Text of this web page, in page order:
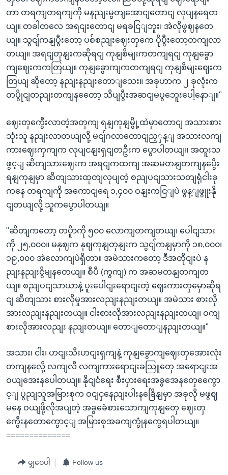
တာ တရကျတရကျကို မနညျးမွတျအောငျတောငျ လုပျနရေတ
ယျ။ တခါတလေ အရငျးတောငျ မရခငြျဘူး၊ အဲလိုဖွဈနတေ
ယျ။ သွငျ်ကနျပွီးတော့ ပစ်စညျးဈေးတှကေ ပိုပွီးတော့တကျလာ
တယျ။ အရငျတုနျးကဆိုရငျ ကုနျစိမျးကတကျရငျ ကုနျခွော
ကျဈေးကကတြယျ။ ကုနျခွောကျကတကျရငျ ကုနျစိမျးဈေးက
တြယျ ဆိုတော့ နညျးနညျးတောျသေး။ အခုဟာက ၂ ခုလုံးက
တပွိုငျတညျးတကျနတေော့ သိပျပွီးအဆငျမပွဘေူးပေါ့နောျ။"
ဈေးတှကွေီးလာတဲ့အတှကျ ရနျကုနျမွို့ထဲမှာတောငျ အသားစား
သုံးသူ နညျးလာတယျလို့ မငျ်ဂလာတောငျညှှန့ျ အသားလကျ
ကားဈေးကှကျက လုပျငနျးရှငျတဦးက ပွောပါတယျ။ အထူးသ
ဖွင့ျ ဆိတျသားဈေးက အရငျကထကျ အဆမတနျတကျနပွေီး
ရနျကုနျမှာ ဆိတျသားထုတျလုပျတဲ့ စညျပငျသားသတျရုံငါးခု
ကနေ တရကျကို အကောငျရေ ၁,၄၀၀ ဝနျးကငြျပဲ ဖွန့ျဖွူးနို
ငျတယျလို့ သူကပွောပါတယျ။
"ဆိတျကတော့ တပိူာကို ၅၀၀ လောကျတကျတယျ၊ ပေါငျသား
ကို ၂၅,၀၀၀။ မနှဈက နှဈကုနျတုနျးက သွငျ်ကနျမှာကို ၁၈,၀၀၀၊
၁၉,၀၀၀ အဲလောကျပဲရှိတာ။ အမဲသားကတော့ ဒီအတိုငျးပဲ န
ညျးနညျးငွိမျနတေယျ။ စီပီ (ကွကျ) က အဆမတနျတကျတ
ယျ။ စညျပငျသာယာနဲ့ ပူးပေါငျးရောငျးတဲ့ ဈေးကားတှမှောဆိုရ
ငျ ဆိတျသား စားလိုမှုအားလညျးနညျးတယျ။ အမဲသား စားလို
အားလညျးနညျးတယျ။ ငါးစားလိုအားလညျးနညျးတယျ၊ ဝကျ
စားလိုအားလညျး နညျးတယျ။ တောျတောျနညျးတယျ။"
အသား၊ ငါး၊ ဟငျးသီးဟငျးရှကျနဲ့ ကုနျခွောကျဈေးတှအေားလုံး
တကျနလေို့ လကျလီ လကျကားရောငျးခသြူတှေ အရောငျးအ
ဝယျအေးနပေါတယျ။ နိုငျငံရေး စီးပှားရေးအခွအေနတှေကွေော
င့ျ ပွညျသူအမြားစုက ဝငျငှနေညျးပါးနခြေိနျမှာ အခုလို မဖွဈ
မနေ ဝယျဖို့လိုအပျတဲ့ အခွခေံစားသောကျကုနျတှေ ဈေးတှ
ကွေီးနတောကွောင့ျ အမြားစုအခကျကွုံနကွေရပါတယျ။
==============
မျှဝေပါ Follow us